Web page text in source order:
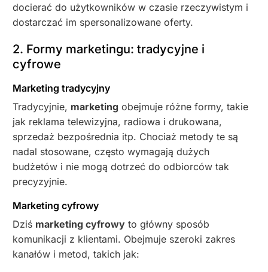
docierać do użytkowników w czasie rzeczywistym i
dostarczać im spersonalizowane oferty.
2. Formy marketingu: tradycyjne i
cyfrowe
Marketing tradycyjny
Tradycyjnie, marketing obejmuje różne formy, takie
jak reklama telewizyjna, radiowa i drukowana,
sprzedaż bezpośrednia itp. Chociaż metody te są
nadal stosowane, często wymagają dużych
budżetów i nie mogą dotrzeć do odbiorców tak
precyzyjnie.
Marketing cyfrowy
Dziś marketing cyfrowy to główny sposób
komunikacji z klientami. Obejmuje szeroki zakres
kanałów i metod, takich jak: